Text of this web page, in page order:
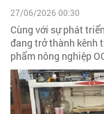
27/06/2026 00:30
Cùng với sự phát
đang trở thành kênh
phẩm nông nghiệp